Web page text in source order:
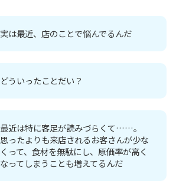
実は最近、店のことで悩んでるんだ
どういったことだい？
最近は特に客足が読みづらくて……。
思ったよりも来店されるお客さんが少な
くって、食材を無駄にし、原価率が高く
なってしまうことも増えてるんだ